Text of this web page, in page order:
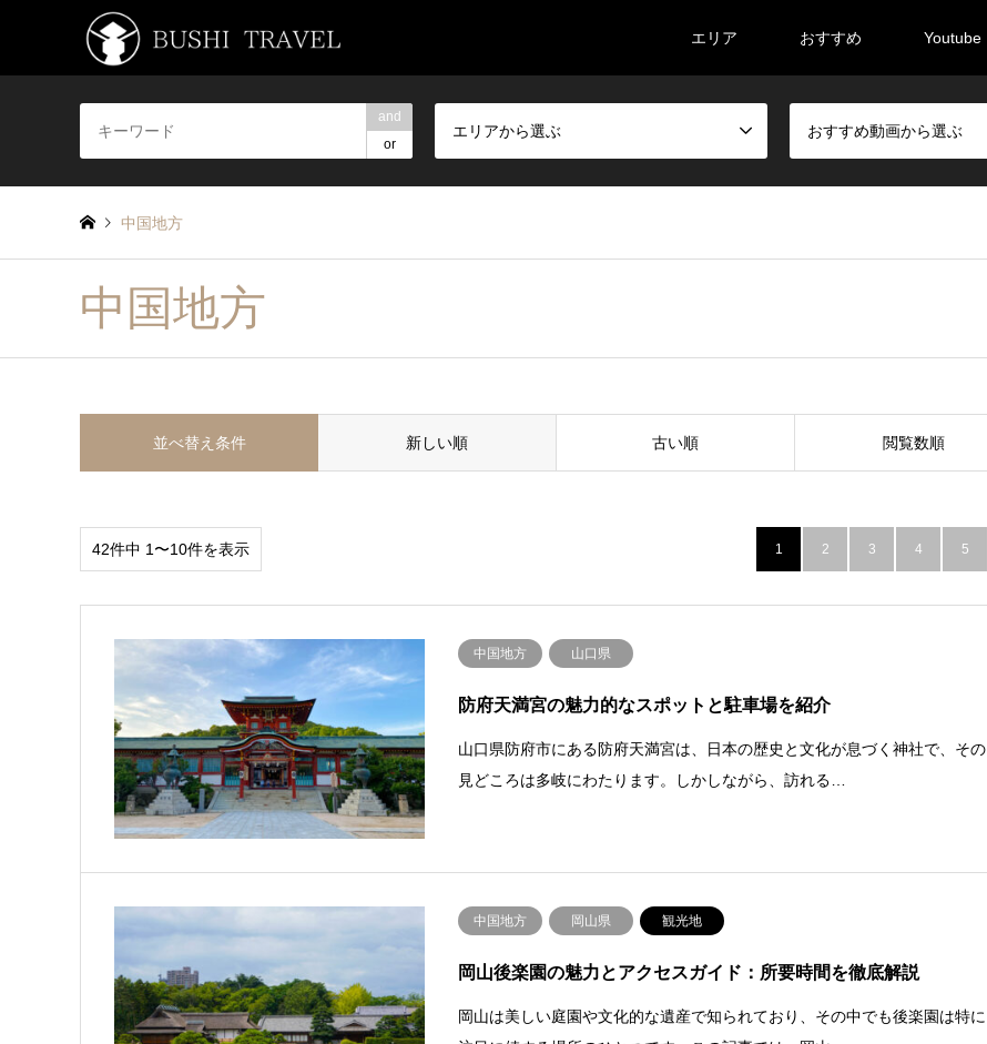
エリア おすすめ Youtube
and
or
エリアから選ぶ おすすめ動画から選ぶ
中国地方
中国地方
並べ替え条件 新しい順 古い順 閲覧数順
42件中 1〜10件を表示 1 2 3 4 5
中国地方 山口県
防府天満宮の魅力的なスポットと駐車場を紹介
山口県防府市にある防府天満宮は、日本の歴史と文化が息づく神社で、その
見どころは多岐にわたります。しかしながら、訪れる…
中国地方 岡山県 観光地
岡山後楽園の魅力とアクセスガイド：所要時間を徹底解説
岡山は美しい庭園や文化的な遺産で知られており、その中でも後楽園は特に